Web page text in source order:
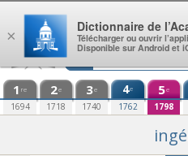
Aller au contenu
1 re
1694
2e
1718
3e
1740
4e
1762
5e
1798
×
Dictionnaire de
Télécharger ou ouvrir
Disponible sur Android et